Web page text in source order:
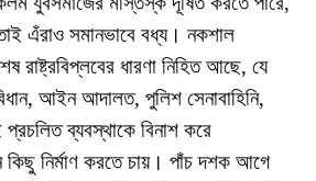
এঁরাও সমানভাবে বধ্য। নকশাল
রাষ্ট্রবিপ্লবের ধারণা নিহিত আছে, যে
আইন আদালত, পুলিশ সেনাবাহিনি,
ব্যবস্থাকে বিনাশ করে
নির্মাণ করতে চায়। পাঁচ দশক আগে